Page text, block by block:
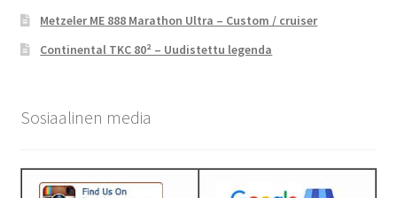
Metzeler ME 888 Marathon Ultra – Custom / cruiser
Continental TKC 80² – Uudistettu legenda
Sosiaalinen media